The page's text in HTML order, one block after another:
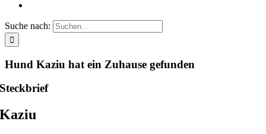
Suche nach:
Hund Kaziu hat ein Zuhause gefunden
Steckbrief
Kaziu